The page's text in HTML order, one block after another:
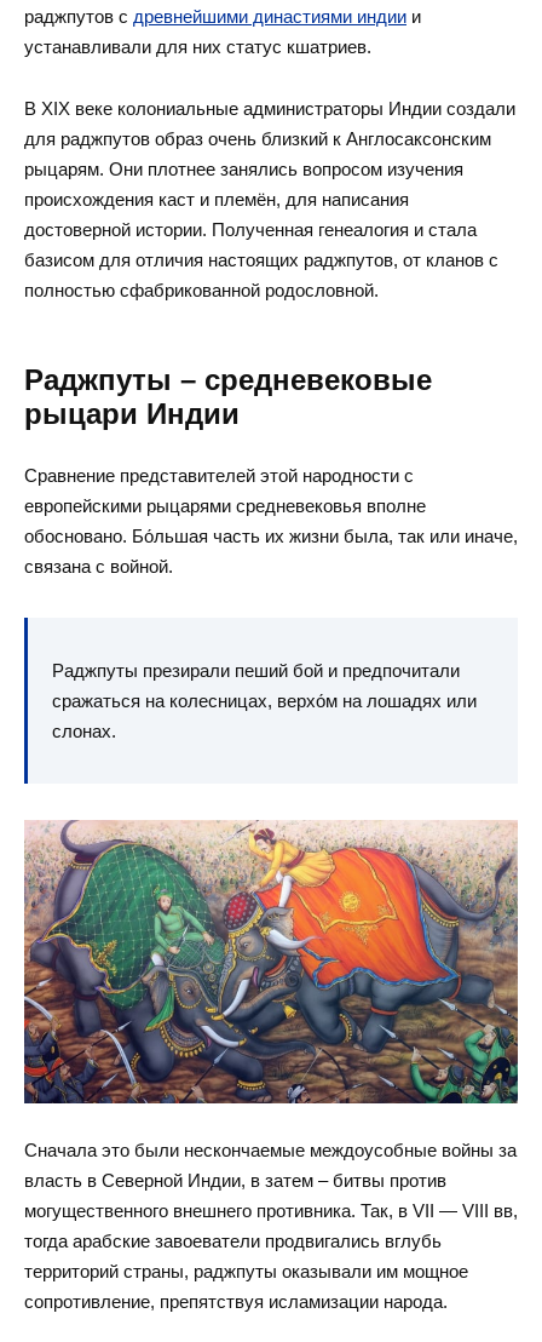
раджпутов с древнейшими династиями индии и
устанавливали для них статус кшатриев.
В XIX веке колониальные администраторы Индии создали
для раджпутов образ очень близкий к Англосаксонским
рыцарям. Они плотнее занялись вопросом изучения
происхождения каст и племён, для написания
достоверной истории. Полученная генеалогия и стала
базисом для отличия настоящих раджпутов, от кланов с
полностью сфабрикованной родословной.
Раджпуты – средневековые
рыцари Индии
Сравнение представителей этой народности с
европейскими рыцарями средневековья вполне
обосновано. Бо́льшая часть их жизни была, так или иначе,
связана с войной.
Раджпуты презирали пеший бой и предпочитали
сражаться на колесницах, верхо́м на лошадях или
слонах.
Сначала это были нескончаемые междоусобные войны за
власть в Северной Индии, в затем – битвы против
могущественного внешнего противника. Так, в VII — VIII вв,
тогда арабские завоеватели продвигались вглубь
территорий страны, раджпуты оказывали им мощное
сопротивление, препятствуя исламизации народа.